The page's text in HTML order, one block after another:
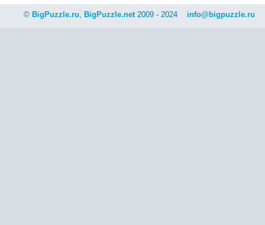
© BigPuzzle.ru, BigPuzzle.net2009 - 2024 info@bigpuzzle.ru